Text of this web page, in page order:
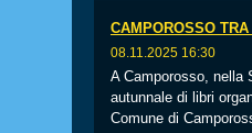
CAMPOROSSO
08.11.2025 16:30
A Camporosso, nella
autunnale di libri
Comune di